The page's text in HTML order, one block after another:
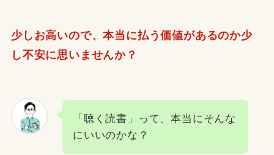
少しお高いので、本当に払う価値があるのか少
し不安に思いませんか？
「聴く読書」って、本当にそんな
にいいのかな？